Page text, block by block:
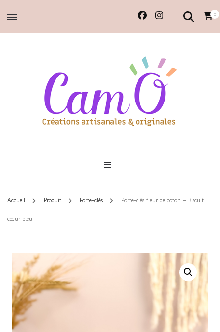
0
Cam'O – Créations
artisanales & originales
Accueil Produit Porte-clés Porte-clés fleur de coton – Biscuit
cœur bleu